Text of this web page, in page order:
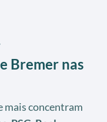
Bremer nas
mais concentram